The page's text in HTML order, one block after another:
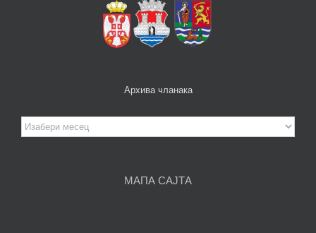
Архива чланака
Архива
чланака
МАПА САЈТА